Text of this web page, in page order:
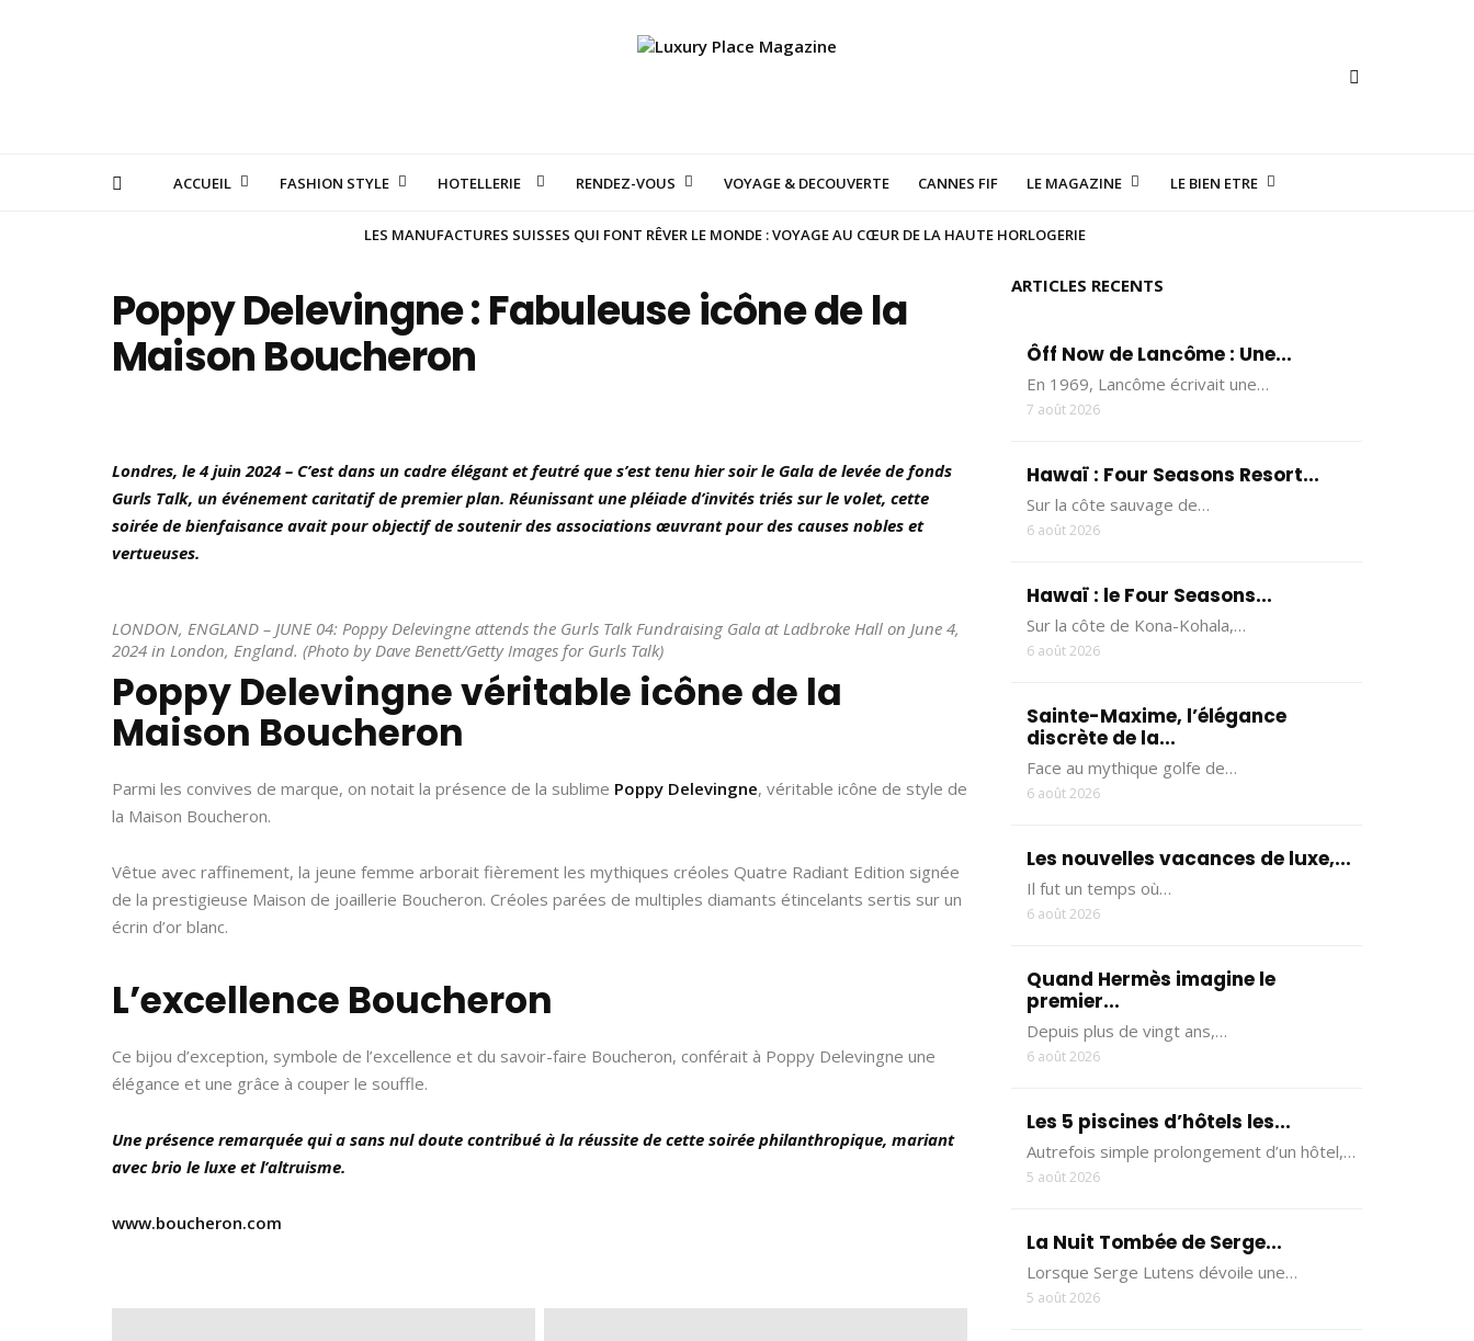
ACCUEIL FASHION STYLE HOTELLERIE RENDEZ-VOUS VOYAGE & DECOUVERTE CANNES FIF LE MAGAZINE LE BIEN ETRE
LES MANUFACTURES SUISSES QUI FONT RÊVER LE MONDE : VOYAGE AU CŒUR DE LA HAUTE HORLOGERIE
Poppy Delevingne : Fabuleuse icône de la
Maison Boucheron
Londres, le 4 juin 2024 – C’est dans un cadre élégant et feutré que s’est tenu hier soir le Gala de levée de fonds
Gurls Talk, un événement caritatif de premier plan. Réunissant une pléiade d’invités triés sur le volet, cette
soirée de bienfaisance avait pour objectif de soutenir des associations œuvrant pour des causes nobles et
vertueuses.
LONDON, ENGLAND – JUNE 04: Poppy Delevingne attends the Gurls Talk Fundraising Gala at Ladbroke Hall on June 4,
2024 in London, England. (Photo by Dave Benett/Getty Images for Gurls Talk)
Poppy Delevingne véritable icône de la
Maison Boucheron
Parmi les convives de marque, on notait la présence de la sublime Poppy Delevingne, véritable icône de style de
la Maison Boucheron.
Vêtue avec raffinement, la jeune femme arborait fièrement les mythiques créoles Quatre Radiant Edition signée
de la prestigieuse Maison de joaillerie Boucheron. Créoles parées de multiples diamants étincelants sertis sur un
écrin d’or blanc.
L’excellence Boucheron
Ce bijou d’exception, symbole de l’excellence et du savoir-faire Boucheron, conférait à Poppy Delevingne une
élégance et une grâce à couper le souffle.
Une présence remarquée qui a sans nul doute contribué à la réussite de cette soirée philanthropique, mariant
avec brio le luxe et l’altruisme.
www.boucheron.com
ARTICLES RECENTS
Ôff Now de Lancôme : Une...
En 1969, Lancôme écrivait une…
7 août 2026
Hawaï : Four Seasons Resort...
Sur la côte sauvage de…
6 août 2026
Hawaï : le Four Seasons...
Sur la côte de Kona-Kohala,…
6 août 2026
Sainte-Maxime, l’élégance
discrète de la...
Face au mythique golfe de…
6 août 2026
Les nouvelles vacances de luxe,...
Il fut un temps où…
6 août 2026
Quand Hermès imagine le
premier...
Depuis plus de vingt ans,…
6 août 2026
Les 5 piscines d’hôtels les...
Autrefois simple prolongement d’un hôtel,…
5 août 2026
La Nuit Tombée de Serge...
Lorsque Serge Lutens dévoile une…
5 août 2026